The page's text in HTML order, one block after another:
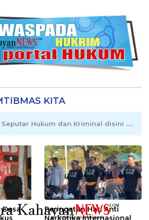
KITA
Hukum dan Kriminal disini .....
Peringatan Hari Anti
Narkotika Internasional